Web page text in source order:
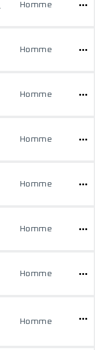
Homme
Homme
Homme
Homme
Homme
Homme
Homme
Homme